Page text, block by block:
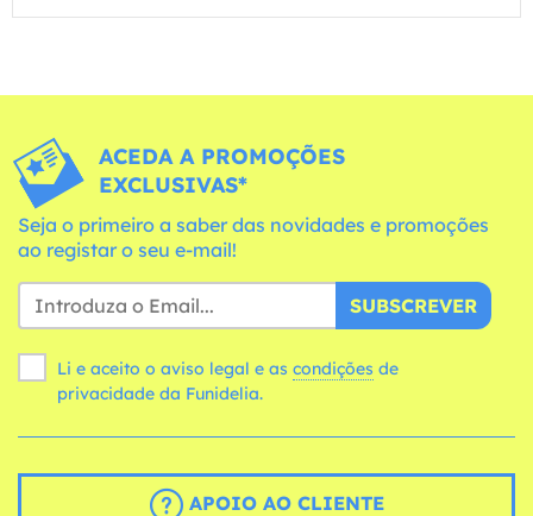
ACEDA A PROMOÇÕES
EXCLUSIVAS*
Seja o primeiro a saber das novidades e promoções
ao registar o seu e-mail!
SUBSCREVER
Li e aceito o aviso legal e as condições
privacidade da Funidelia.
APOIO AO CLIENTE